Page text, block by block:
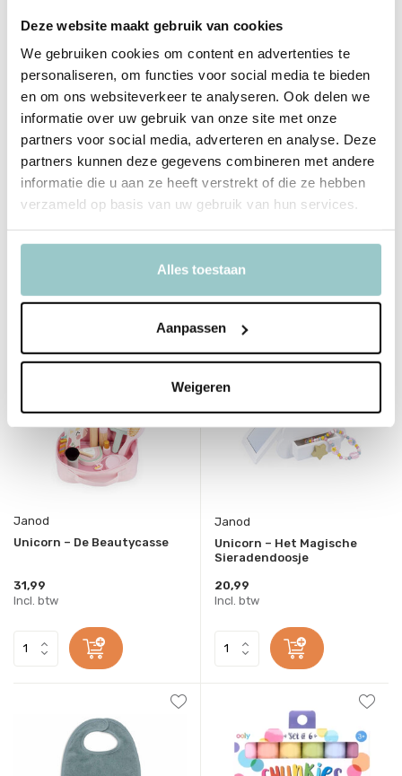
Deze website maakt gebruik van cookies
We gebruiken cookies om content en advertenties te
personaliseren, om functies voor social media te bieden
en om ons websiteverkeer te analyseren. Ook delen we
informatie over uw gebruik van onze site met onze
partners voor social media, adverteren en analyse. Deze
partners kunnen deze gegevens combineren met andere
informatie die u aan ze heeft verstrekt of die ze hebben
verzameld op basis van uw gebruik van hun services.
Alles toestaan
Aanpassen
Weigeren
Ventilator Dieren
6,99
Incl. btw
Bekijken
Ventilator Bunny
Janod
Unicorn – De Beautycasse
31,99
Incl. btw
Janod
Unicorn – Het Magische
Sieradendoosje
20,99
Incl. btw